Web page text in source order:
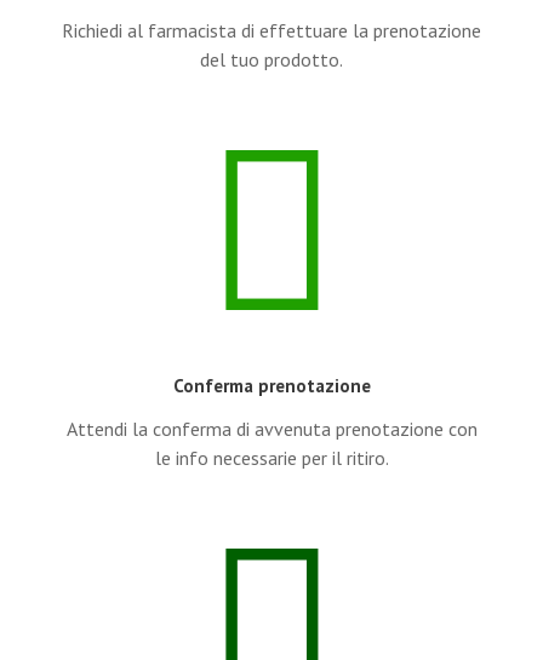
Richiedi al farmacista di effettuare la prenotazione
del tuo prodotto.
Conferma prenotazione
Attendi la conferma di avvenuta prenotazione con
le info necessarie per il ritiro.